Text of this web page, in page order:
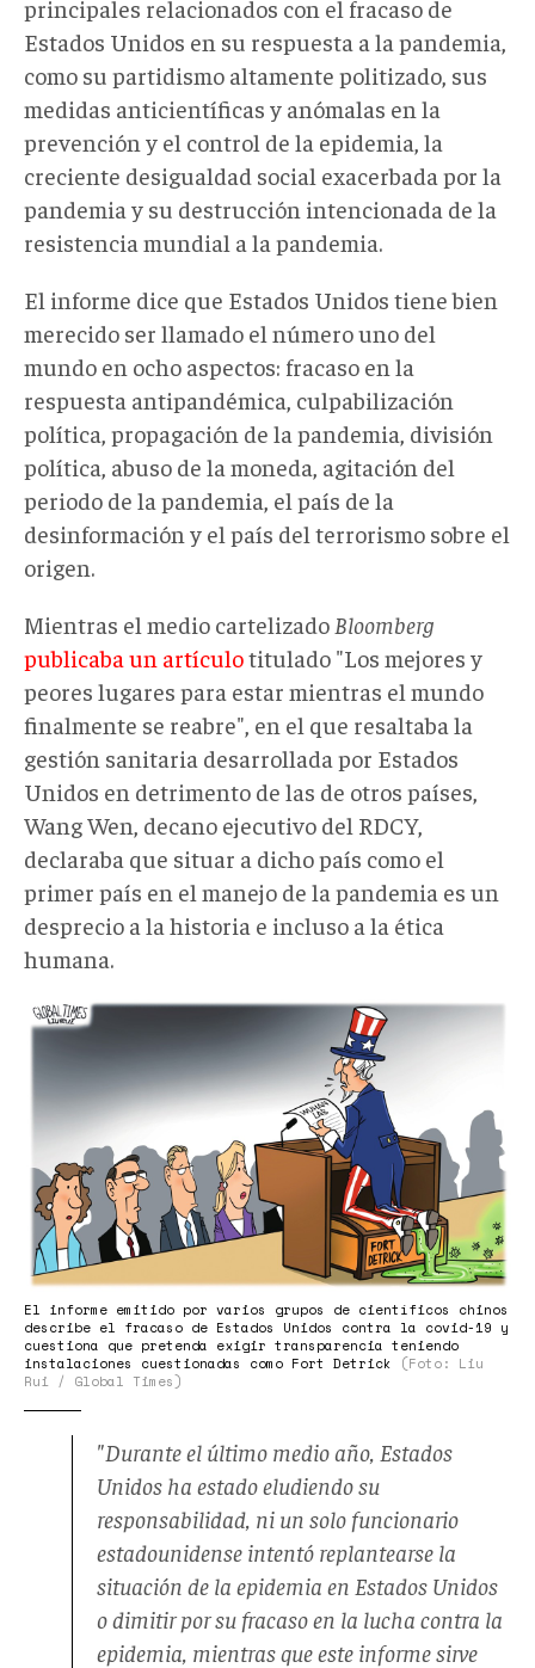
principales relacionados con el fracaso de
Estados Unidos en su respuesta a la pandemia,
como su partidismo altamente politizado, sus
medidas anticientíficas y anómalas en la
prevención y el control de la epidemia, la
creciente desigualdad social exacerbada por la
pandemia y su destrucción intencionada de la
resistencia mundial a la pandemia.
El informe dice que Estados Unidos tiene bien
merecido ser llamado el número uno del
mundo en ocho aspectos: fracaso en la
respuesta antipandémica, culpabilización
política, propagación de la pandemia, división
política, abuso de la moneda, agitación del
periodo de la pandemia, el país de la
desinformación y el país del terrorismo sobre el
origen.
Mientras el medio cartelizado Bloomberg
publicaba un artículotitulado "Los mejores y
peores lugares para estar mientras el mundo
finalmente se reabre", en el que resaltaba la
gestión sanitaria desarrollada por Estados
Unidos en detrimento de las de otros países,
Wang Wen, decano ejecutivo del RDCY,
declaraba que situar a dicho país como el
primer país en el manejo de la pandemia es un
desprecio a la historia e incluso a la ética
humana.
fracasocovid002.jpeg
El informe emitido por varios grupos de científicos chinos
describe el fracaso de Estados Unidos contra la covid-19 y
cuestiona que pretenda exigir transparencia teniendo
instalaciones cuestionadas como Fort Detrick
(Foto: Liu
Rui / Global Times)
"Durante el último medio año, Estados
Unidos ha estado eludiendo su
responsabilidad, ni un solo funcionario
estadounidense intentó replantearse la
situación de la epidemia en Estados Unidos
o dimitir por su fracaso en la lucha contra la
epidemia, mientras que este informe sirve